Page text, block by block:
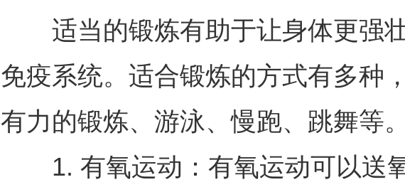
适当的锻炼有助于让身体更强
免疫系统。适合锻炼的方式有多种
有力的锻炼、游泳、慢跑、跳舞等
1. 有氧运动：有氧运动可以送